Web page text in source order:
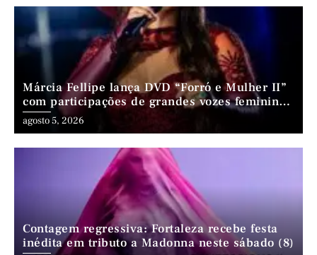
Márcia Fellipe lança DVD “Forró e Mulher II”
com participações de grandes vozes femininas
do forró
agosto 5, 2026
Contagem regressiva: Fortaleza recebe festa
inédita em tributo a Madonna neste sábado (8)